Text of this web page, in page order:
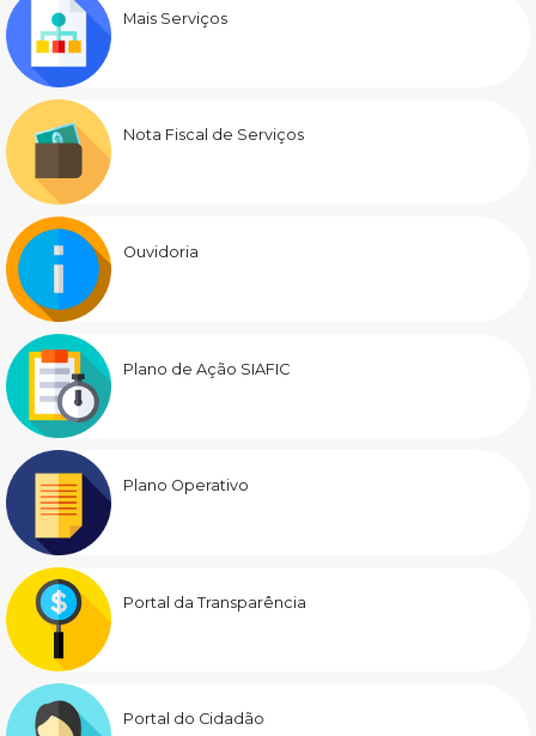
Mais Serviços
Nota Fiscal de Serviços
Ouvidoria
Plano de Ação SIAFIC
Plano Operativo
Portal da Transparência
Portal do Cidadão